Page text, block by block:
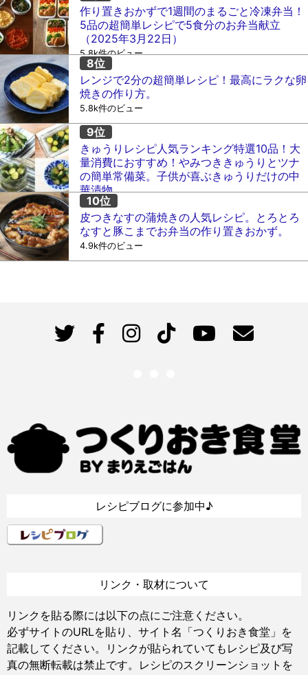
作り置きおかずで1週間のまるごと冷凍弁当！
5品の超簡単レシピで5食分のお弁当献立
（2025年3月22日）
5.8k件のビュー
レンジで2分の超簡単レシピ！最高にラクな卵
焼きの作り方。
5.8k件のビュー
きゅうりレシピ人気ランキング特選10品！大
量消費におすすめ！やみつききゅうりとツナ
の簡単常備菜。子供が喜ぶきゅうりだけの中
華漬物。
5.2k件のビュー
皮つきなすの蒲焼きの人気レシピ。とろとろ
なすと豚こまでお弁当の作り置きおかず。
4.9k件のビュー
レシピブログに参加中♪
リンク・取材について
リンクを貼る際には以下の点にご注意ください。
必ずサイトのURLを貼り、サイト名「つくりおき食堂」を
記載してください。リンクが貼られていてもレシピ及び写
真の無断転載は禁止です。レシピのスクリーンショットを